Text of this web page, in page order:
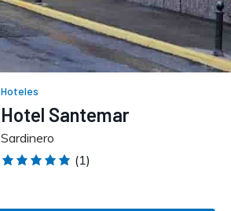
Hoteles
Hotel Santemar
Sardinero
(1)